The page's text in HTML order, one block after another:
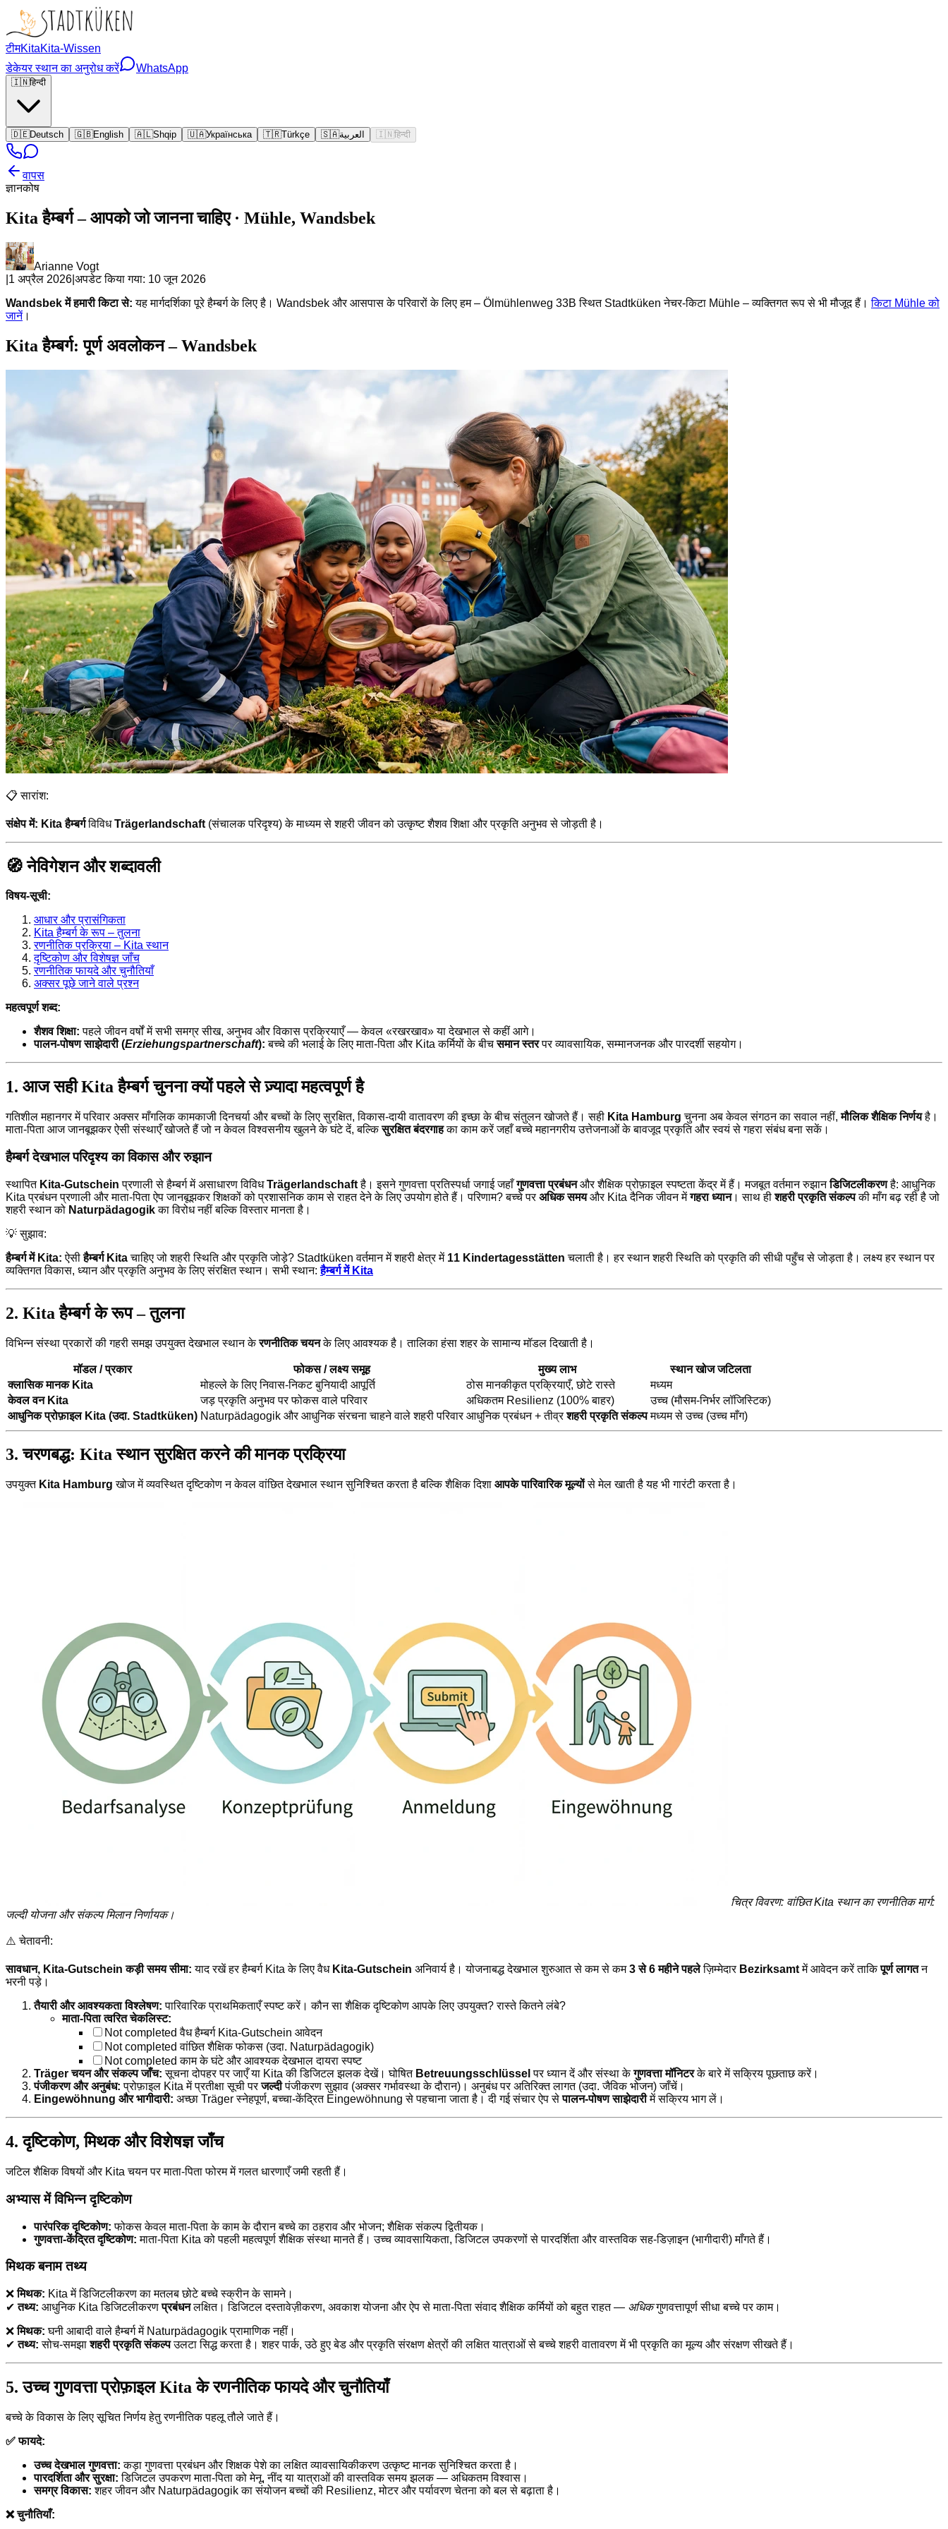
टीमKitaKita-Wissen
डेकेयर स्थान का अनुरोध करें
WhatsApp
🇮🇳हिन्दी
🇩🇪Deutsch 🇬🇧English 🇦🇱Shqip 🇺🇦Українська 🇹🇷Türkçe 🇸🇦العربية 🇮🇳 हिन्दी
वापस
ज्ञानकोष
Kita हैम्बर्ग – आपको जो जानना चाहिए · Mühle, Wandsbek
Arianne Vogt
1 अप्रैल 2026 अपडेट किया गया: 10 जून 2026
Wandsbek में हमारी किटा से: यह मार्गदर्शिका पूरे हैम्बर्ग के लिए है। Wandsbek और आसपास के परिवारों के लिए हम – Ölmühlenweg 33B स्थित Stadtküken नेचर-किटा Mühle – व्यक्तिगत रूप से भी मौजूद हैं।किटा Mühle को
जानें।
Kita हैम्बर्ग: पूर्ण अवलोकन – Wandsbek
📋 सारांश:
संक्षेप में: Kita हैम्बर्गविविधTrägerlandschaft (संचालक परिदृश्य) के माध्यम से शहरी जीवन को उत्कृष्ट शैशव शिक्षा और प्रकृति अनुभव से जोड़ती है।
🧭 नेविगेशन और शब्दावली
विषय-सूची:
आधार और प्रासंगिकता
Kita हैम्बर्ग के रूप – तुलना
रणनीतिक प्रक्रिया – Kita स्थान
दृष्टिकोण और विशेषज्ञ जाँच
रणनीतिक फायदे और चुनौतियाँ
अक्सर पूछे जाने वाले प्रश्न
महत्वपूर्ण शब्द:
शैशव शिक्षा: पहले जीवन वर्षों में सभी समग्र सीख, अनुभव और विकास प्रक्रियाएँ — केवल «रखरखाव» या देखभाल से कहीं आगे।
पालन-पोषण साझेदारी (Erziehungspartnerschaft): बच्चे की भलाई के लिए माता-पिता और Kita कर्मियों के बीचसमान स्तरपर व्यावसायिक, सम्मानजनक और पारदर्शी सहयोग।
1. आज सही Kita हैम्बर्ग चुनना क्यों पहले से ज़्यादा महत्वपूर्ण है
गतिशील महानगर में परिवार अक्सर माँगलिक कामकाजी दिनचर्या और बच्चों के लिए सुरक्षित, विकास-दायी वातावरण की इच्छा के बीच संतुलन खोजते हैं। सही Kita Hamburg चुनना अब केवल संगठन का सवाल नहीं,मौलिक शैक्षिक निर्णयहै।
माता-पिता आज जानबूझकर ऐसी संस्थाएँ खोजते हैं जो न केवल विश्वसनीय खुलने के घंटे दें, बल्किसुरक्षित बंदरगाहका काम करें जहाँ बच्चे महानगरीय उत्तेजनाओं के बावजूद प्रकृति और स्वयं से गहरा संबंध बना सकें।
हैम्बर्ग देखभाल परिदृश्य का विकास और रुझान
स्थापित Kita-Gutschein प्रणाली से हैम्बर्ग में असाधारण विविधTrägerlandschaftहै। इसने गुणवत्ता प्रतिस्पर्धा जगाई जहाँगुणवत्ता प्रबंधनऔर शैक्षिक प्रोफ़ाइल स्पष्टता केंद्र में हैं। मजबूत वर्तमान रुझानडिजिटलीकरणहै: आधुनिक
Kita प्रबंधन प्रणाली और माता-पिता ऐप जानबूझकर शिक्षकों को प्रशासनिक काम से राहत देने के लिए उपयोग होते हैं। परिणाम? बच्चे परअधिक समयऔर Kita दैनिक जीवन मेंगहरा ध्यान। साथ हीशहरी प्रकृति संकल्पकी माँग बढ़ रही है जो
शहरी स्थान को Naturpädagogikका विरोध नहीं बल्कि विस्तार मानता है।
💡 सुझाव:
हैम्बर्ग में Kita: ऐसीहैम्बर्ग Kitaचाहिए जो शहरी स्थिति और प्रकृति जोड़े? Stadtküken वर्तमान में शहरी क्षेत्र में 11 Kindertagesstätten चलाती है। हर स्थान शहरी स्थिति को प्रकृति की सीधी पहुँच से जोड़ता है। लक्ष्य हर स्थान पर
व्यक्तिगत विकास, ध्यान और प्रकृति अनुभव के लिए संरक्षित स्थान। सभी स्थान:हैम्बर्ग में Kita
2. Kita हैम्बर्ग के रूप – तुलना
विभिन्न संस्था प्रकारों की गहरी समझ उपयुक्त देखभाल स्थान केरणनीतिक चयनके लिए आवश्यक है। तालिका हंसा शहर के सामान्य मॉडल दिखाती है।
मॉडल / प्रकार फोकस / लक्ष्य समूह मुख्य लाभ
स्थान खोज जटिलता
क्लासिक मानक Kita
मोहल्ले के लिए निवास-निकट बुनियादी आपूर्ति ठोस मानकीकृत प्रक्रियाएँ, छोटे रास्ते
मध्यम
केवल वन Kita
जड़ प्रकृति अनुभव पर फोकस वाले परिवार अधिकतम Resilienz (100% बाहर)
उच्च (मौसम-निर्भर लॉजिस्टिक)
आधुनिक प्रोफ़ाइल Kita (उदा. Stadtküken) Naturpädagogik और आधुनिक संरचना चाहने वाले शहरी परिवार आधुनिक प्रबंधन + तीव्रशहरी प्रकृति संकल्प मध्यम से उच्च (उच्च माँग)
3. चरणबद्ध: Kita स्थान सुरक्षित करने की मानक प्रक्रिया
उपयुक्त Kita Hamburg खोज में व्यवस्थित दृष्टिकोण न केवल वांछित देखभाल स्थान सुनिश्चित करता है बल्कि शैक्षिक दिशा आपके पारिवारिक मूल्योंसे मेल खाती है यह भी गारंटी करता है।
चित्र विवरण: वांछित Kita स्थान का रणनीतिक मार्ग:
जल्दी योजना और संकल्प मिलान निर्णायक।
⚠️ चेतावनी:
सावधान, Kita-Gutschein कड़ी समय सीमा: याद रखें हर हैम्बर्ग Kita के लिए वैध Kita-Gutschein अनिवार्य है। योजनाबद्ध देखभाल शुरुआत से कम से कम3 से 6 महीने पहलेज़िम्मेदार Bezirksamtमें आवेदन करें ताकिपूर्ण लागतन
भरनी पड़े।
तैयारी और आवश्यकता विश्लेषण: पारिवारिक प्राथमिकताएँ स्पष्ट करें। कौन सा शैक्षिक दृष्टिकोण आपके लिए उपयुक्त? रास्ते कितने लंबे?
माता-पिता त्वरित चेकलिस्ट:
Not completed वैध हैम्बर्ग Kita-Gutschein आवेदन
Not completed वांछित शैक्षिक फोकस (उदा. Naturpädagogik)
Not completed काम के घंटे और आवश्यक देखभाल दायरा स्पष्ट
Träger चयन और संकल्प जाँच: सूचना दोपहर पर जाएँ या Kita की डिजिटल झलक देखें। घोषित Betreuungsschlüssel पर ध्यान दें और संस्था केगुणवत्ता मॉनिटरके बारे में सक्रिय पूछताछ करें।
पंजीकरण और अनुबंध: प्रोफ़ाइल Kita में प्रतीक्षा सूची परजल्दीपंजीकरण सुझाव (अक्सर गर्भावस्था के दौरान)। अनुबंध पर अतिरिक्त लागत (उदा. जैविक भोजन) जाँचें।
Eingewöhnung और भागीदारी: अच्छा Träger स्नेहपूर्ण, बच्चा-केंद्रित Eingewöhnung से पहचाना जाता है। दी गई संचार ऐप सेपालन-पोषण साझेदारीमें सक्रिय भाग लें।
4. दृष्टिकोण, मिथक और विशेषज्ञ जाँच
जटिल शैक्षिक विषयों और Kita चयन पर माता-पिता फोरम में गलत धारणाएँ जमी रहती हैं।
अभ्यास में विभिन्न दृष्टिकोण
पारंपरिक दृष्टिकोण: फोकस केवल माता-पिता के काम के दौरान बच्चे का ठहराव और भोजन; शैक्षिक संकल्प द्वितीयक।
गुणवत्ता-केंद्रित दृष्टिकोण: माता-पिता Kita को पहली महत्वपूर्ण शैक्षिक संस्था मानते हैं। उच्च व्यावसायिकता, डिजिटल उपकरणों से पारदर्शिता और वास्तविक सह-डिज़ाइन (भागीदारी) माँगते हैं।
मिथक बनाम तथ्य
❌मिथक: Kita में डिजिटलीकरण का मतलब छोटे बच्चे स्क्रीन के सामने।
✔तथ्य: आधुनिक Kita डिजिटलीकरणप्रबंधनलक्षित। डिजिटल दस्तावेज़ीकरण, अवकाश योजना और ऐप से माता-पिता संवाद शैक्षिक कर्मियों को बहुत राहत — अधिकगुणवत्तापूर्ण सीधा बच्चे पर काम।
❌मिथक: घनी आबादी वाले हैम्बर्ग में Naturpädagogik प्रामाणिक नहीं।
✔तथ्य: सोच-समझाशहरी प्रकृति संकल्पउलटा सिद्ध करता है। शहर पार्क, उठे हुए बेड और प्रकृति संरक्षण क्षेत्रों की लक्षित यात्राओं से बच्चे शहरी वातावरण में भी प्रकृति का मूल्य और संरक्षण सीखते हैं।
5. उच्च गुणवत्ता प्रोफ़ाइल Kita के रणनीतिक फायदे और चुनौतियाँ
बच्चे के विकास के लिए सूचित निर्णय हेतु रणनीतिक पहलू तौले जाते हैं।
✅ फायदे:
उच्च देखभाल गुणवत्ता: कड़ा गुणवत्ता प्रबंधन और शिक्षक पेशे का लक्षित व्यावसायिकीकरण उत्कृष्ट मानक सुनिश्चित करता है।
पारदर्शिता और सुरक्षा: डिजिटल उपकरण माता-पिता को मेनू, नींद या यात्राओं की वास्तविक समय झलक — अधिकतम विश्वास।
समग्र विकास: शहर जीवन और Naturpädagogik का संयोजन बच्चों की Resilienz, मोटर और पर्यावरण चेतना को बल से बढ़ाता है।
❌ चुनौतियाँ: